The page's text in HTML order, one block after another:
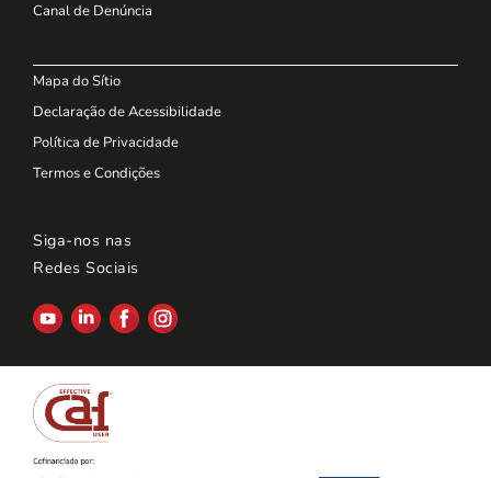
Canal de Denúncia
Mapa do Sítio
Declaração de Acessibilidade
Política de Privacidade
Termos e Condições
Siga-nos nas
Redes Sociais